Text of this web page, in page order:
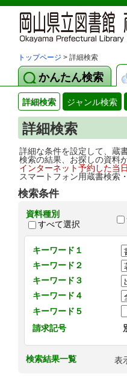
トップページ > 詳細検索
かんたん検索
詳細検索 ジャンル検索
詳細検索
詳細な条件を設定して、蔵
検索の結果、お探しの資料
インターネット予約した当
スマートフォン用蔵書検索
検索条件
資料種別
すべて選択
キーワード１
キーワード２
キーワード３
キーワード４
キーワード５
請求記号
検索結果一覧 表